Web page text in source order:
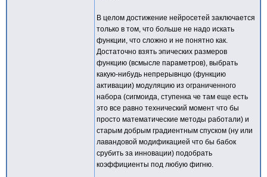
В целом достижение нейросетей заключается
только в том, что больше не надо искать
функции, что сложно и не понятно как.
Достаточно взять эпических размеров
функцию (всмысле параметров), выбрать
какую-нибудь непрерывнцю (функцию
активации) модуляцию из ограниченного
набора (сигмоида, ступенка че там еще есть
это все равно технический момент что бы
просто математические методы работали) и
старым добрым градиентным спуском (ну или
лавандовой модификацией что бы бабок
срубить за инновации) подобрать
коэффициенты под любую фигню.